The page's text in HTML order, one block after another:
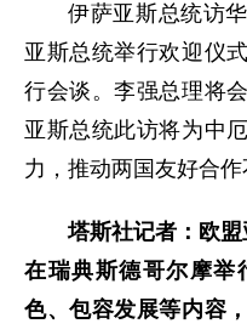
伊萨亚斯总统访
亚斯总统举行欢迎仪
行会谈。李强总理将
亚斯总统此访将为中
力，推动两国友好合作
塔斯社记者：欧
在瑞典斯德哥尔摩举
色、包容发展等内容